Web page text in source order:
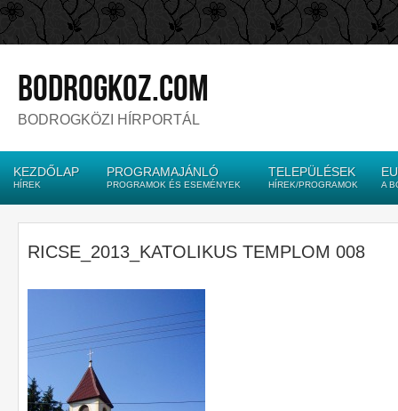
bodrogkoz.com
BODROGKÖZI HÍRPORTÁL
KEZDŐLAP
HÍREK
PROGRAMAJÁNLÓ
PROGRAMOK ÉS ESEMÉNYEK
TELEPÜLÉSEK
HÍREK/PROGRAMOK A
RICSE_2013_KATOLIKUS TEMPLOM 008